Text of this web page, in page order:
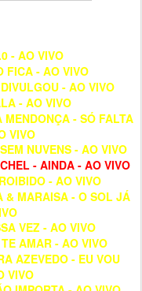
- AO VIVO
FICA - AO VIVO
- AO VIVO
- AO VIVO
- SÓ FALTA
VIVO
NUVENS - AO VIVO
- AINDA - AO VIVO
- AO VIVO
& MARAISA - O SOL JÁ
VEZ - AO VIVO
AMAR - AO VIVO
AZEVEDO - EU VOU
VIVO